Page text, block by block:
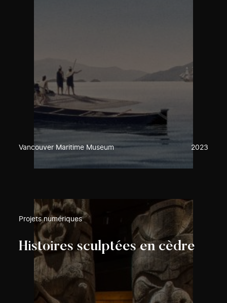
Vancouver Maritime Museum 2023
Projets numériques
Histoires sculptées en cèdre